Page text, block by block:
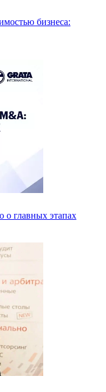
бизнеса:
о главных этапах